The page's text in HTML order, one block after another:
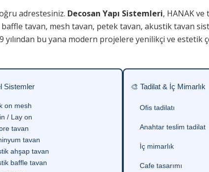
adrestesiniz. Decosan Yapı Sistemleri, HANAK
tavan, mesh tavan, petek tavan, akustik tavan
yılından bu yana modern projelere yenilikçi ve estetik
Sistemler
on mesh
/ Lay on
tavan
tavan
ahşap tavan
baffle tavan
🎨 Tadilat & İç Mimarlık
Ofis tadilatı
Anahtar teslim tadilat
İç mimarlık
Cafe tasarımı